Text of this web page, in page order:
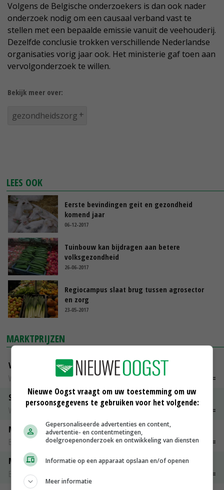
Volgens de Belgische onderzoekers is dan ook nader
onderzoek nodig om een causaal verband vast te
stellen met een bepaalde emissie vanuit de veehouderij.
Dezelfde conclusie trokken verschillende Nederlandse
organisaties vorig jaar ook. Het ministerie gaf toen aan
vervolgonderzoek te willen.
Bekijk meer over:
gezondheidszorg
LEES OOK
Eerste bevindingen geit en gezondheid
komend jaar
06-12-2017
Tuinbouw kan bijdragen aan betere
volksgezondheid
26-06-2017
Regiocampus slaat brug tussen agrosector
en zorg
23-05-2017
MARKTPRIJZEN
Vleeskuikens Barneveld tot 2000 gr
Weekcijfers
€ 1,09
Slachtkippen Barneveld Moederdieren (> 3,5 kg)
Weekcijfers
Maat 48
Barneveld kooieieren
€ 7,15 € 0,00
Maat 54
Barneveld kooieieren
Nieuwe Oogst vraagt om uw toestemming om uw
persoonsgegevens te gebruiken voor het volgende:
Gepersonaliseerde advertenties en content,
advertentie- en contentmetingen,
doelgroepenonderzoek en ontwikkeling van diensten
Informatie op een apparaat opslaan en/of openen
Meer informatie